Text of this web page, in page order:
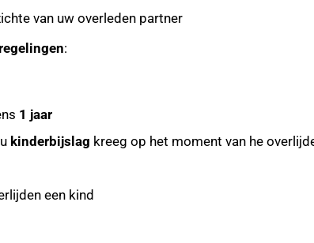
van uw overleden partner
:
1 jaar
kinderbijslag kreeg op het moment van he
een kind